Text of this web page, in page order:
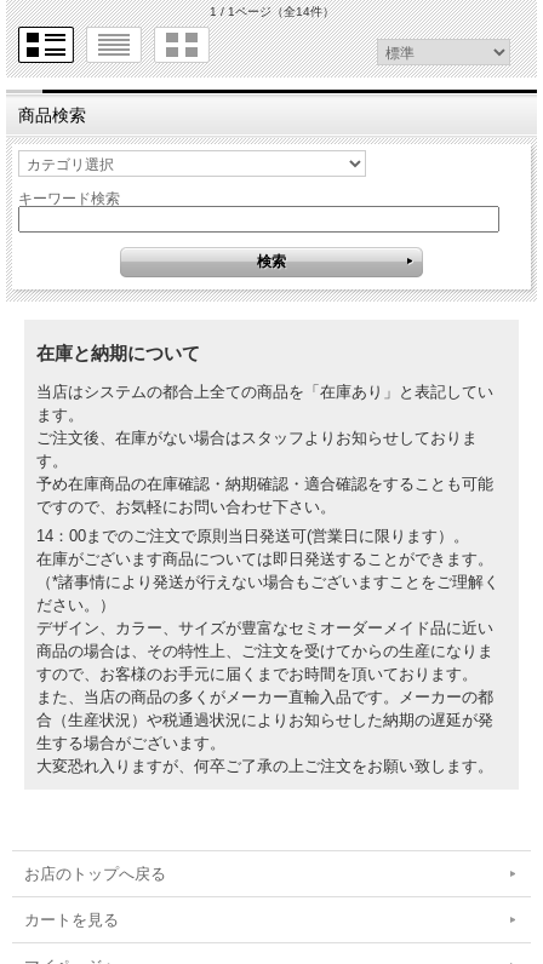
1 / 1ページ（全14件）
商品検索
キーワード検索
在庫と納期について
当店はシステムの都合上全ての商品を「在庫あり」と表記してい
ます。
ご注文後、在庫がない場合はスタッフよりお知らせしておりま
す。
予め在庫商品の在庫確認・納期確認・適合確認をすることも可能
ですので、お気軽にお問い合わせ下さい。
14：00までのご注文で原則当日発送可(営業日に限ります）。
在庫がございます商品については即日発送することができます。
（*諸事情により発送が行えない場合もございますことをご理解く
ださい。）
デザイン、カラー、サイズが豊富なセミオーダーメイド品に近い
商品の場合は、その特性上、ご注文を受けてからの生産になりま
すので、お客様のお手元に届くまでお時間を頂いております。
また、当店の商品の多くがメーカー直輸入品です。メーカーの都
合（生産状況）や税通過状況によりお知らせした納期の遅延が発
生する場合がございます。
大変恐れ入りますが、何卒ご了承の上ご注文をお願い致します。
お店のトップへ戻る
カートを見る